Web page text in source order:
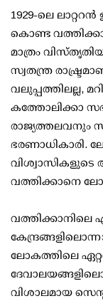
1929-ലെ ലാറ്ററൻ
കൊണ്ട
മാത്രം
സ്വതന്ത്ര
വലുപ്പത്തിലല്ല,
കത്തോലിക്കാ
രാജ്യത്തലവനും
ഭരണാധികാരി.
വത്തിക്കാനെ
വത്തിക്കാനിലെ
ലോകത്തിലെ
വിശാലമായ